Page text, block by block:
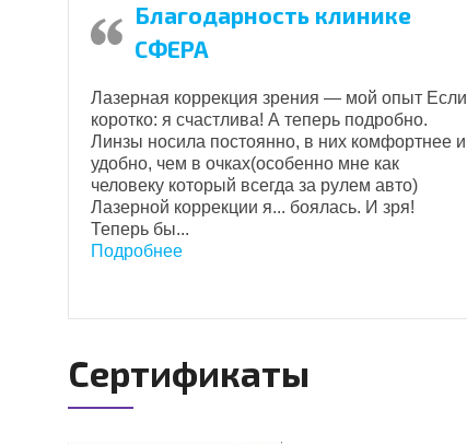
Благодарность клинике
СФЕРА
Лазерная коррекция зрения — мой опыт Если
коротко: я счастлива! А теперь подробно.
Линзы носила постоянно, в них комфортнее и
удобно, чем в очках(особенно мне как
человеку который всегда за рулем авто)
Лазерной коррекции я... боялась. И зря!
Теперь бы...
Подробнее
Сертификаты